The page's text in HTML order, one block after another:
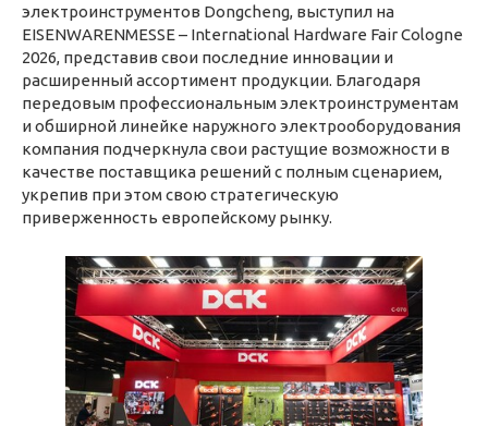
электроинструментов Dongcheng, выступил на
EISENWARENMESSE – International Hardware Fair Cologne
2026, представив свои последние инновации и
расширенный ассортимент продукции. Благодаря
передовым профессиональным электроинструментам
и обширной линейке наружного электрооборудования
компания подчеркнула свои растущие возможности в
качестве поставщика решений с полным сценарием,
укрепив при этом свою стратегическую
приверженность европейскому рынку.